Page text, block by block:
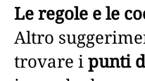
Le regole e le
Altro
trovare ipunti